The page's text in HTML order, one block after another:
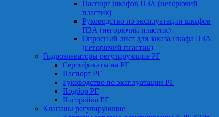
Паспорт шкафов ПЗА (негорючий
пластик)
Руководство по эксплуатации шкафов
ПЗА (негорючий пластик)
Опросный лист для заказа шкафа ПЗА
(негорючий пластик)
Гидроэлеваторы регулирующие РГ
Сертификаты на РГ
Паспорт РГ
Руководство по эксплуатации РГ
Подбор РГ
Настройка РГ
Клапаны регулирующие